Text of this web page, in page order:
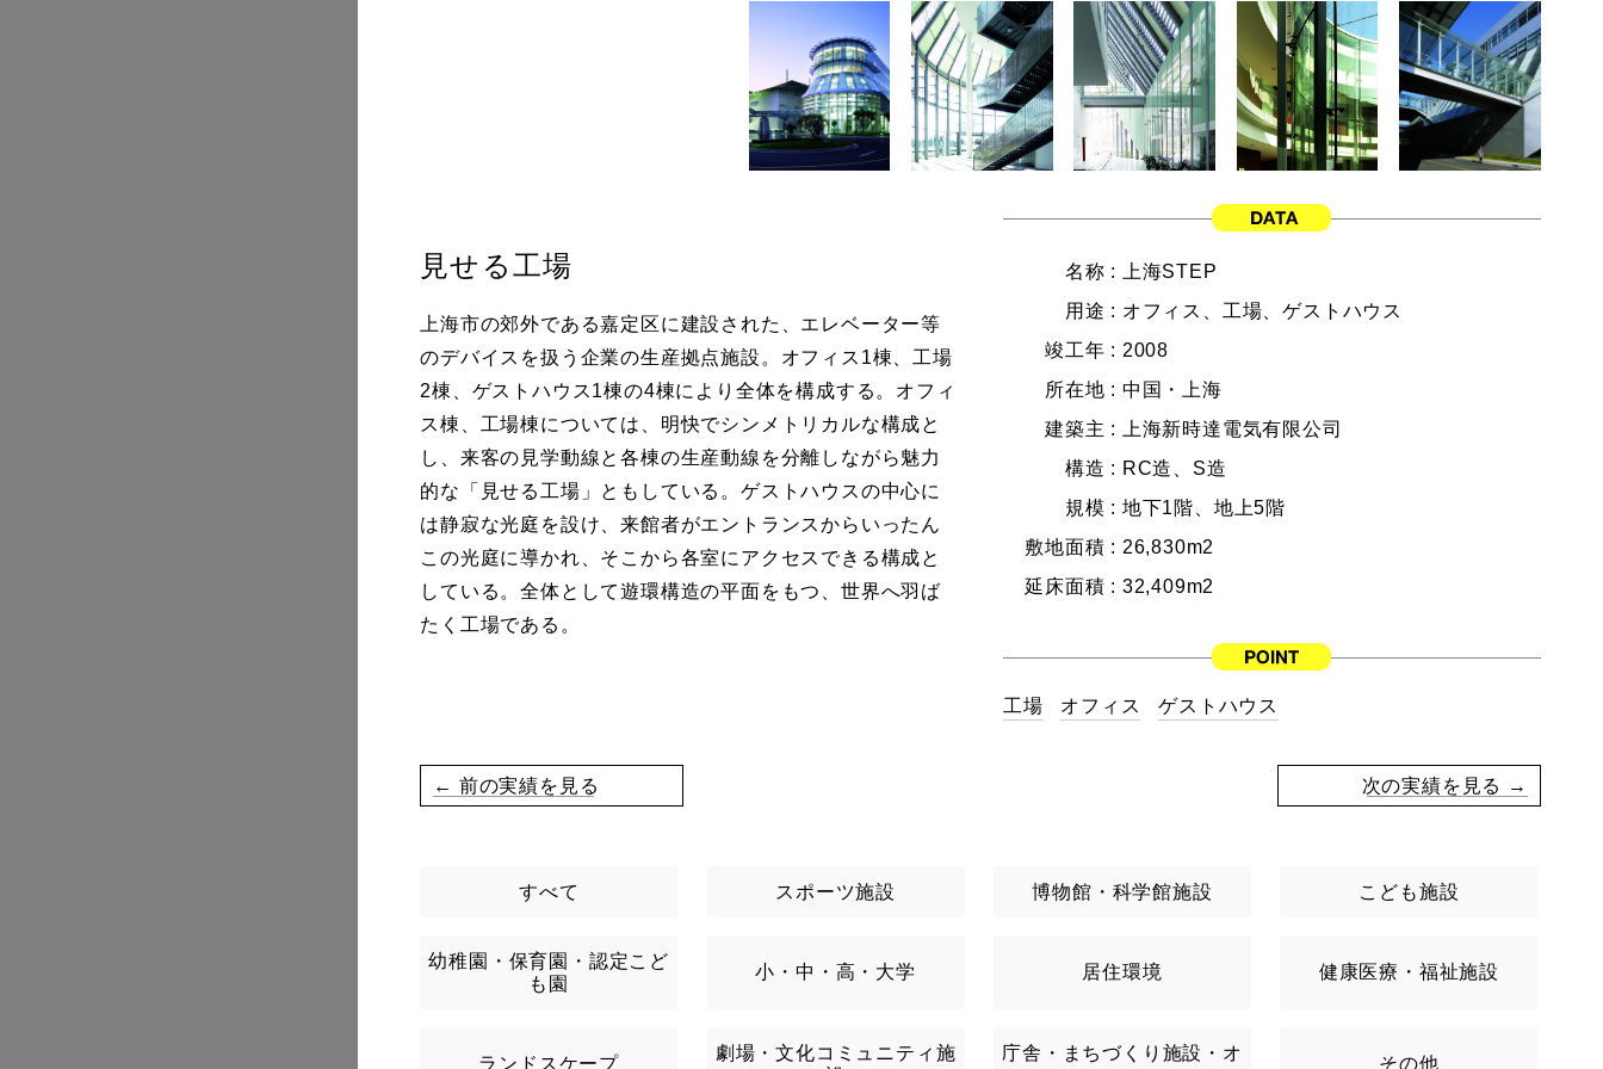
見せる工場
上海市の郊外である嘉定区に建設された、エレベーター等
のデバイスを扱う企業の生産拠点施設。オフィス1棟、工場
2棟、ゲストハウス1棟の4棟により全体を構成する。オフィ
ス棟、工場棟については、明快でシンメトリカルな構成と
し、来客の見学動線と各棟の生産動線を分離しながら魅力
的な「見せる工場」ともしている。ゲストハウスの中心に
は静寂な光庭を設け、来館者がエントランスからいったん
この光庭に導かれ、そこから各室にアクセスできる構成と
している。全体として遊環構造の平面をもつ、世界へ羽ば
たく工場である。
名称 :
上海STEP
用途 : オフィス、工場、ゲストハウス
竣工年 : 2008
所在地 : 中国・上海
建築主 :
上海新時達電気有限公司
構造 : RC造、S造
規模 : 地下1階、地上5階
敷地面積 : 26,830m2
延床面積 : 32,409m2
工場 オフィス ゲストハウス
← 前の実績を見る 次の実績を見る →
すべて スポーツ施設 博物館・科学館施設 こども施設
幼稚園・保育園・認定こど
も園
小・中・高・大学 居住環境 健康医療・福祉施設
ランドスケープ
劇場・文化コミュニティ施
庁舎・まちづくり施設・オ
その他